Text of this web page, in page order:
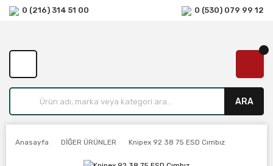
0 (216) 314 51 00 0 (530) 079 99 12
ARA
Anasayfa DİĞER ÜRÜNLER Knipex 92 38 75 ESD Cımbız